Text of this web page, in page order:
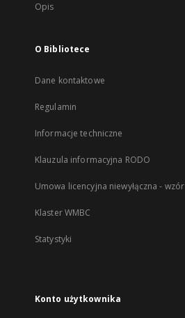
Opis
O Bibliotece
Dane kontaktowe
Regulamin
Informacje techniczne
Klauzula informacyjna RODO
Umowa licencyjna niewyłączna - wzór
Klaster WMBC
Statystyki
Konto użytkownika